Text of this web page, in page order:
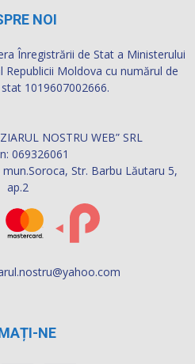
NOI
Înregistrării de Stat a Ministerului
Moldova cu numărul de
1019607002666.
NOSTRU WEB” SRL
069326061
Str. Barbu Lăutaru 5,
ap.2
NE